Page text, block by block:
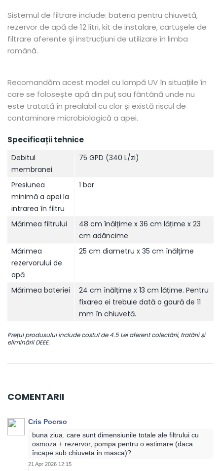
Sistemul de filtrare include: bateria pentru chiuvetă,
rezervor de apă de 12 litri, kit de instalare, cartușele de
filtrare aferente şi instrucțiuni de utilizare în limba
română.
Recomandăm acest model cu lampă UV în situațiile în
care se folosește apă din puț sau fântână unde nu
este tratată în prealabil cu clor și există riscul de
contaminare microbiologică a apei.
Specificații tehnice
Debitul
membranei
75 GPD (340 L/zi)
Presiunea
minimă a apei la
intrarea în filtru
1 bar
Mărimea filtrului
48 cm înălțime x 36 cm lățime x 23
cm adâncime
Mărimea
rezervorului de
apă
25 cm diametru x 35 cm înălțime
Mărimea bateriei
24 cm înălțime x 13 cm lățime. Pentru
fixarea ei trebuie dată o gaură de 11
mm în chiuvetă.
Prețul produsului include costul de 4.5 Lei aferent colectării, tratării și
eliminării DEEE.
COMENTARII
Cris Pocrso
buna ziua. care sunt dimensiunile totale ale filtrului cu
osmoza + rezervor, pompa pentru o estimare (daca
încape sub chiuveta in masca)?
21 Apr 2026 12:15